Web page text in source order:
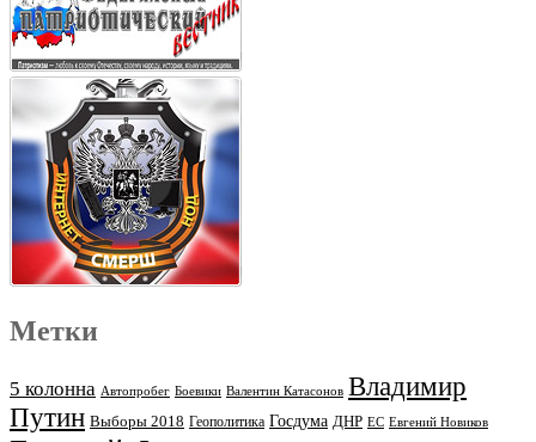
Метки
5 колонна Автопробег Боевики Валентин Катасонов Владимир
Путин Выборы 2018 Геополитика Госдума ДНР ЕС Евгений Новиков